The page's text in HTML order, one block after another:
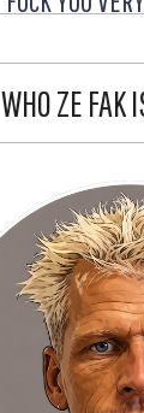
WHO ZE FAK